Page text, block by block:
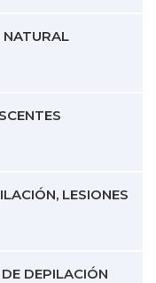
NATURAL
LESIONES
DEPILACIÓN